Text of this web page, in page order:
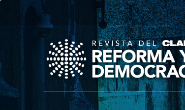
Main
Navigation
Main